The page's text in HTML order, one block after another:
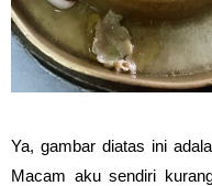
Ya, gambar diatas ini
Macam aku sendiri